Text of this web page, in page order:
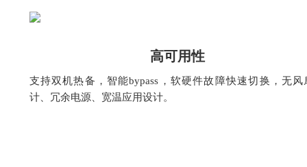
高可用性
支持双机热备，智能bypass，软硬件故障快速切换，无风
计、冗余电源、宽温应用设计。